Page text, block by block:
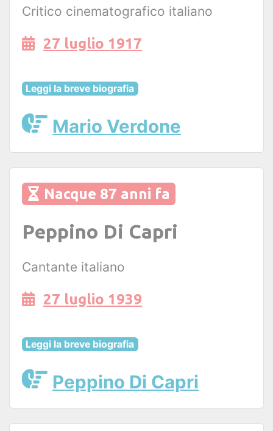
Critico cinematografico italiano
27 luglio 1917
Leggi la breve biografia
Mario Verdone
Nacque 87 anni fa
Peppino Di Capri
Cantante italiano
27 luglio 1939
Leggi la breve biografia
Peppino Di Capri